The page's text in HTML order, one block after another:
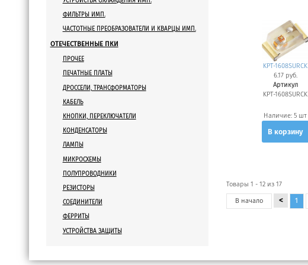
ФИЛЬТРЫ ИМП.
ЧАСТОТНЫЕ ПРЕОБРАЗОВАТЕЛИ И КВАРЦЫ ИМП.
ОТЕЧЕСТВЕННЫЕ ПКИ
ПРОЧЕЕ
ПЕЧАТНЫЕ ПЛАТЫ
ДРОССЕЛИ, ТРАНСФОРМАТОРЫ
КАБЕЛЬ
КНОПКИ, ПЕРЕКЛЮЧАТЕЛИ
КОНДЕНСАТОРЫ
ЛАМПЫ
МИКРОСХЕМЫ
ПОЛУПРОВОДНИКИ
РЕЗИСТОРЫ
СОЕДИНИТЕЛИ
ФЕРРИТЫ
УСТРОЙСТВА ЗАЩИТЫ
KPT-1608SURCK
6.17 руб.
Артикул
KPT-1608SURCK
Наличие:5 шт
В корзину
Товары 1 - 12 из 17
В начало < 1